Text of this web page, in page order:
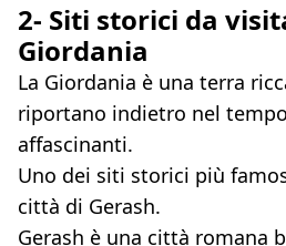
2- Siti storici da
Giordania
La Giordania è una terra
riportano indietro nel
affascinanti.
Uno dei siti storici più
città di Gerash.
Gerash è una città romana